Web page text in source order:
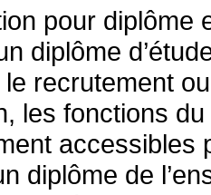
pour diplôme
diplôme
recrutement
les fonctions
accessibles
diplôme de